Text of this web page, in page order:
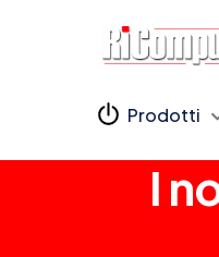
Prodotti
I